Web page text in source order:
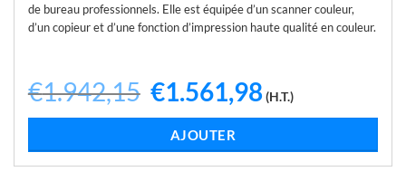
de bureau professionnels. Elle est équipée d’un scanner couleur,
d’un copieur et d’une fonction d’impression haute qualité en couleur.
€1.942,15 Le
prix
initial
était :
€1.942,15.
€1.561,98prix
actuel
€1.561,98.
(H.T.)
LIRE LA SUITE